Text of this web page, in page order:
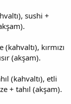
sushi +
kırmızı
(akşam).
(kahvaltı), etli
+ tahıl (akşam).